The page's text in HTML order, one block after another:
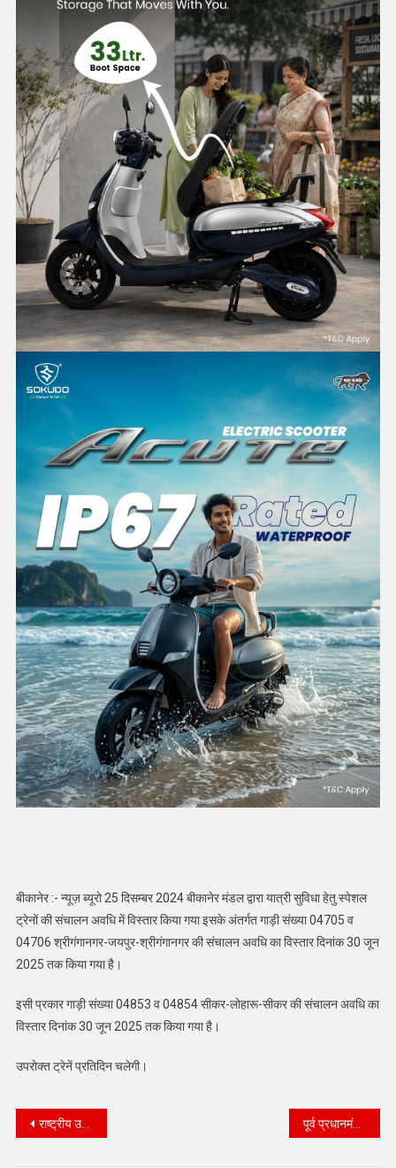
बीकानेर :- न्यूज़ ब्यूरो 25 दिसम्बर 2024 बीकानेर मंडल द्वारा यात्री सुविधा हेतु स्पेशल
ट्रेनों की संचालन अवधि में विस्तार किया गया इसके अंतर्गत गाड़ी संख्या 04705 व
04706 श्रीगंगानगर-जयपुर-श्रीगंगानगर की संचालन अवधि का विस्तार दिनांक 30 जून
2025 तक किया गया है।
इसी प्रकार गाड़ी संख्या 04853 व 04854 सीकर-लोहारू-सीकर की संचालन अवधि का
विस्तार दिनांक 30 जून 2025 तक किया गया है।
उपरोक्त ट्रेनें प्रतिदिन चलेगी।
Post
राष्ट्रीय उपभोक्ता दिवस के अवसर पर ‘उपभोक्ता राहत और आभासी सुनवाई’ विषयक कार्यक्रम आयोजित पूर्व प्रधानमंत्री स्व.श्री अटल बिहारी वाजपेयी के सौवें जयंती वर्ष परगीतों और कविताओं का हुआ वाचन